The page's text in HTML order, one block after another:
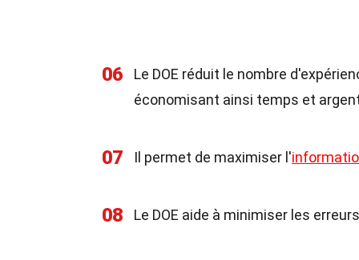
06
Le DOE réduit le nombre
économisant ainsi temps et
07 Il permet de maximiser l'
08 Le DOE aide à minimiser les